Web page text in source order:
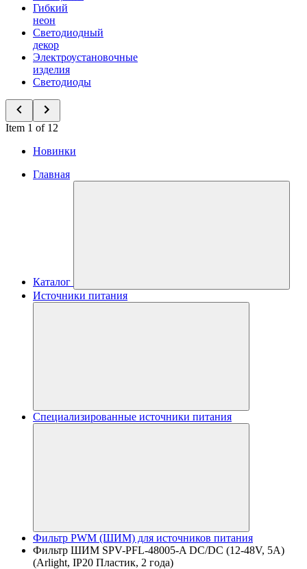
Гибкий
неон
Светодиодный
декор
Электроустановочные
изделия
Светодиоды
Item 1 of 12
Новинки
Главная
Каталог
Источники питания
Специализированные источники питания
Фильтр PWM (ШИМ) для источников питания
Фильтр ШИМ SPV-PFL-48005-A DC/DC (12-48V, 5A)
(Arlight, IP20 Пластик, 2 года)